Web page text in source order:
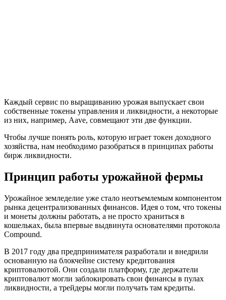
Каждый сервис по выращиванию урожая выпускает свои
собственные токены управления и ликвидности, а некоторые
из них, например, Aave, совмещают эти две функции.
Чтобы лучше понять роль, которую играет токен доходного
хозяйства, нам необходимо разобраться в принципах работы
бирж ликвидности.
Принцип работы урожайной фермы
Урожайное земледелие уже стало неотъемлемым компонентом
рынка децентрализованных финансов. Идея о том, что токены
и монеты должны работать, а не просто храниться в
кошельках, была впервые выдвинута основателями протокола
Compound.
В 2017 году два предпринимателя разработали и внедрили
основанную на блокчейне систему кредитования
криптовалютой. Они создали платформу, где держатели
криптовалют могли заблокировать свои финансы в пулах
ликвидности, а трейдеры могли получать там кредиты.